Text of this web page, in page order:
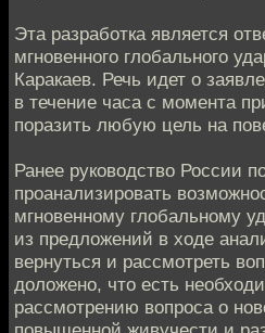
Эта разработка является
мгновенного глобального
Каракаев. Речь идет о
в течение часа с момента
поразить любую цель на
Ранее руководство России
проанализировать
мгновенному глобальному
из предложений в ходе
вернуться и рассмотреть
доложено, что есть
рассмотрению вопроса о